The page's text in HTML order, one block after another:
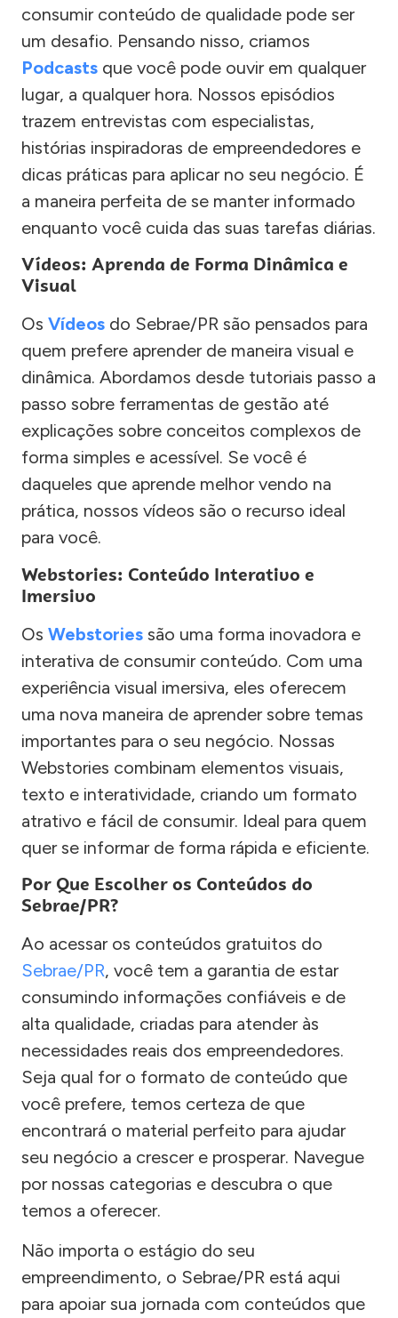
consumir conteúdo de qualidade pode ser
um desafio. Pensando nisso, criamos
Podcasts que você pode ouvir em qualquer
lugar, a qualquer hora. Nossos episódios
trazem entrevistas com especialistas,
histórias inspiradoras de empreendedores e
dicas práticas para aplicar no seu negócio. É
a maneira perfeita de se manter informado
enquanto você cuida das suas tarefas diárias.
Vídeos: Aprenda de Forma Dinâmica e
Visual
Os Vídeos do Sebrae/PR são pensados para
quem prefere aprender de maneira visual e
dinâmica. Abordamos desde tutoriais passo a
passo sobre ferramentas de gestão até
explicações sobre conceitos complexos de
forma simples e acessível. Se você é
daqueles que aprende melhor vendo na
prática, nossos vídeos são o recurso ideal
para você.
Webstories: Conteúdo Interativo e
Imersivo
Os Webstories são uma forma inovadora e
interativa de consumir conteúdo. Com uma
experiência visual imersiva, eles oferecem
uma nova maneira de aprender sobre temas
importantes para o seu negócio. Nossas
Webstories combinam elementos visuais,
texto e interatividade, criando um formato
atrativo e fácil de consumir. Ideal para quem
quer se informar de forma rápida e eficiente.
Por Que Escolher os Conteúdos do
Sebrae/PR?
Ao acessar os conteúdos gratuitos do
Sebrae/PR, você tem a garantia de estar
consumindo informações confiáveis e de
alta qualidade, criadas para atender às
necessidades reais dos empreendedores.
Seja qual for o formato de conteúdo que
você prefere, temos certeza de que
encontrará o material perfeito para ajudar
seu negócio a crescer e prosperar. Navegue
por nossas categorias e descubra o que
temos a oferecer.
Não importa o estágio do seu
empreendimento, o Sebrae/PR está aqui
para apoiar sua jornada com conteúdos que